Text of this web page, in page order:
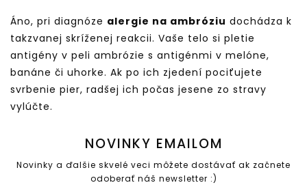
Áno, pri diagnóze alergie na ambróziu dochádza k
takzvanej skríženej reakcii. Vaše telo si pletie
antigény v peli ambrózie s antigénmi v melóne,
banáne či uhorke. Ak po ich zjedení pociťujete
svrbenie pier, radšej ich počas jesene zo stravy
vylúčte.
NOVINKY EMAILOM
Novinky a ďalšie skvelé veci môžete dostávať ak začnete
odoberať náš newsletter :)